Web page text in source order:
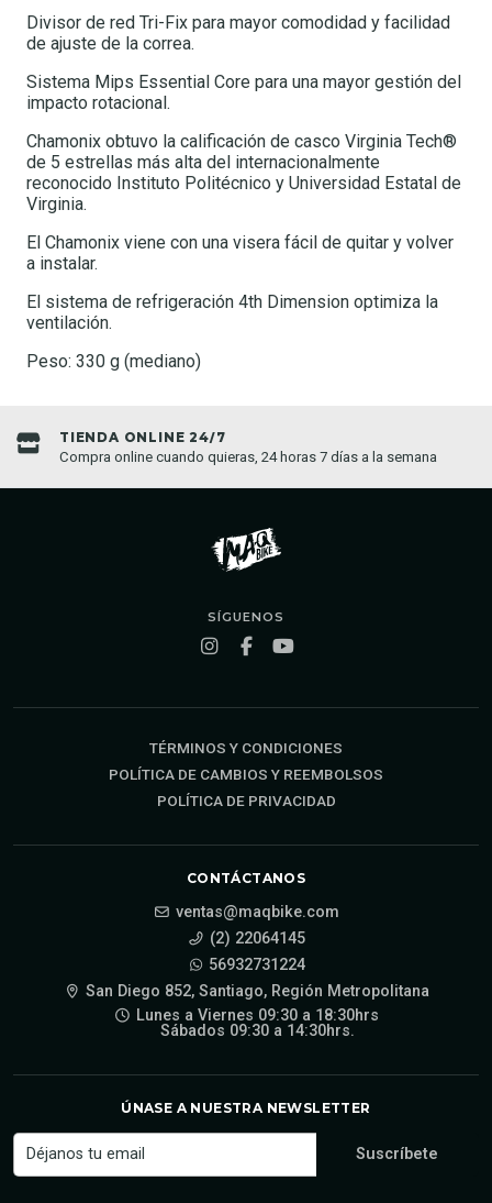
Divisor de red Tri-Fix para mayor comodidad y facilidad
de ajuste de la correa.
Sistema Mips Essential Core para una mayor gestión del
impacto rotacional.
Chamonix obtuvo la calificación de casco Virginia Tech®
de 5 estrellas más alta del internacionalmente
reconocido Instituto Politécnico y Universidad Estatal de
Virginia.
El Chamonix viene con una visera fácil de quitar y volver
a instalar.
El sistema de refrigeración 4th Dimension optimiza la
ventilación.
Peso: 330 g (mediano)
TIENDA ONLINE 24/7
Compra online cuando quieras, 24 horas 7 días a la semana
SÍGUENOS
TÉRMINOS Y CONDICIONES
POLÍTICA DE CAMBIOS Y REEMBOLSOS
POLÍTICA DE PRIVACIDAD
CONTÁCTANOS
ventas@maqbike.com
(2) 22064145
56932731224
San Diego 852, Santiago, Región Metropolitana
Lunes a Viernes 09:30 a 18:30hrs
Sábados 09:30 a 14:30hrs.
ÚNASE A NUESTRA NEWSLETTER